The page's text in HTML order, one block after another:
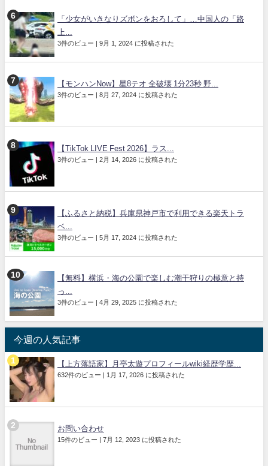
「少女がいきなりズボンをおろして」…中国人の「路
上...
3件のビュー | 9月 1, 2024 に投稿された
【モンハンNow】星8テオ 全破壊 1分23秒 野...
3件のビュー | 8月 27, 2024 に投稿された
【TikTok LIVE Fest 2026】ラス...
3件のビュー | 2月 14, 2026 に投稿された
【ふるさと納税】兵庫県神戸市で利用できる楽天トラ
ベ...
3件のビュー | 5月 17, 2024 に投稿された
【無料】横浜・海の公園で楽しむ潮干狩りの極意と持
っ...
3件のビュー | 4月 29, 2025 に投稿された
今週の人気記事
【上方落語家】月亭太遊プロフィールwiki経歴学歴...
632件のビュー | 1月 17, 2026 に投稿された
お問い合わせ
15件のビュー | 7月 12, 2023 に投稿された